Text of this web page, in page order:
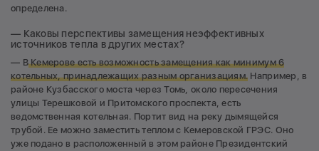
определена.
— Каковы перспективы замещения неэффективных
источников тепла в других местах?
— ВКемерове есть возможность замещения как минимум 6
котельных, принадлежащих разным организациям. Например, в
районе Кузбасского моста через Томь, около пересечения
улицы Терешковой и Притомского проспекта, есть
ведомственная котельная. Портит вид на реку дымящейся
трубой. Ее можно заместить теплом с Кемеровской ГРЭС. Оно
уже подано в расположенный в этом районе Президентский